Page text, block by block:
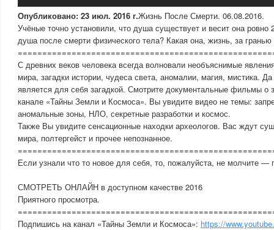
Опубликовано: 23 июл. 2016 г.Жизнь После Смерти. 06.08.2016.
Учёные точно установили, что душа существует и весит она ровно
душа после смерти физического тела? Какая она, жизнь, за
С древних веков человека всегда волновали необъяснимые
мира, загадки истории, чудеса света, аномалии, магия, мистика.
является для себя загадкой. Смотрите документальные фильмы о
канале «Тайны Земли и Космоса». Вы увидите видео не темы:
аномальные зоны, НЛО, секретные разработки и космос.
Также Вы увидите сенсационные находки археологов. Вас ждут
мира, полтергейст и прочее непознанное.
Если узнали что то новое для себя, то, пожалуйста, не молчите —
СМОТРЕТЬ ОНЛАЙН в доступном качестве 2016
Приятного просмотра.
Подпишись на канал «Тайны Земли и Космоса»: https://